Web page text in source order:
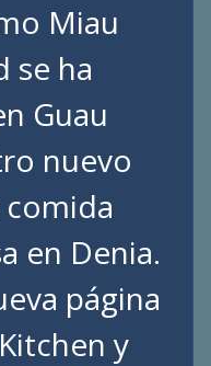
Miau
se ha
Guau
nuevo
en Denia.
página
y